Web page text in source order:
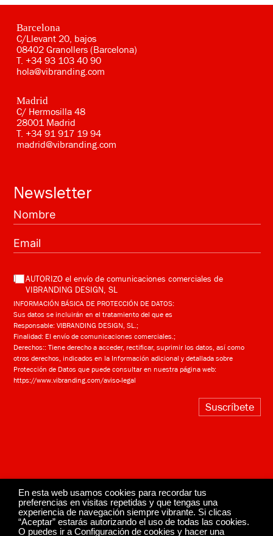
Barcelona
C/Llevant 20, bajos
08402 Granollers (Barcelona)
T. +34 93 103 40 90
hola@vibranding.com
Madrid
C/ Hermosilla 48
28001 Madrid
T. +34 91 917 19 94
madrid@vibranding.com
Newsletter
AUTORIZO el envío de comunicaciones comerciales de
VIBRANDING DESIGN, SL
INFORMACIÓN BÁSICA DE PROTECCIÓN DE DATOS:
Sus datos se incluirán en el tratamiento del que es
Responsable: VIBRANDING DESIGN, SL.;
Finalidad: El envío de comunicaciones comerciales.;
Derechos:: Tiene derecho a acceder, rectificar, suprimir los datos, así como
otros derechos, indicados en la Información adicional y detallada sobre
Protección de Datos que puede consultar en nuestra página web:
https://www.vibranding.com/aviso-legal
Suscríbete
En esta web usamos cookies para recordar tus
preferencias en visitas repetidas y que tengas una
experiencia de navegación siempre vibrante. Si clicas
“Aceptar” estarás autorizando el uso de todas las cookies.
O puedes ir a Configuración de cookies y hacer una